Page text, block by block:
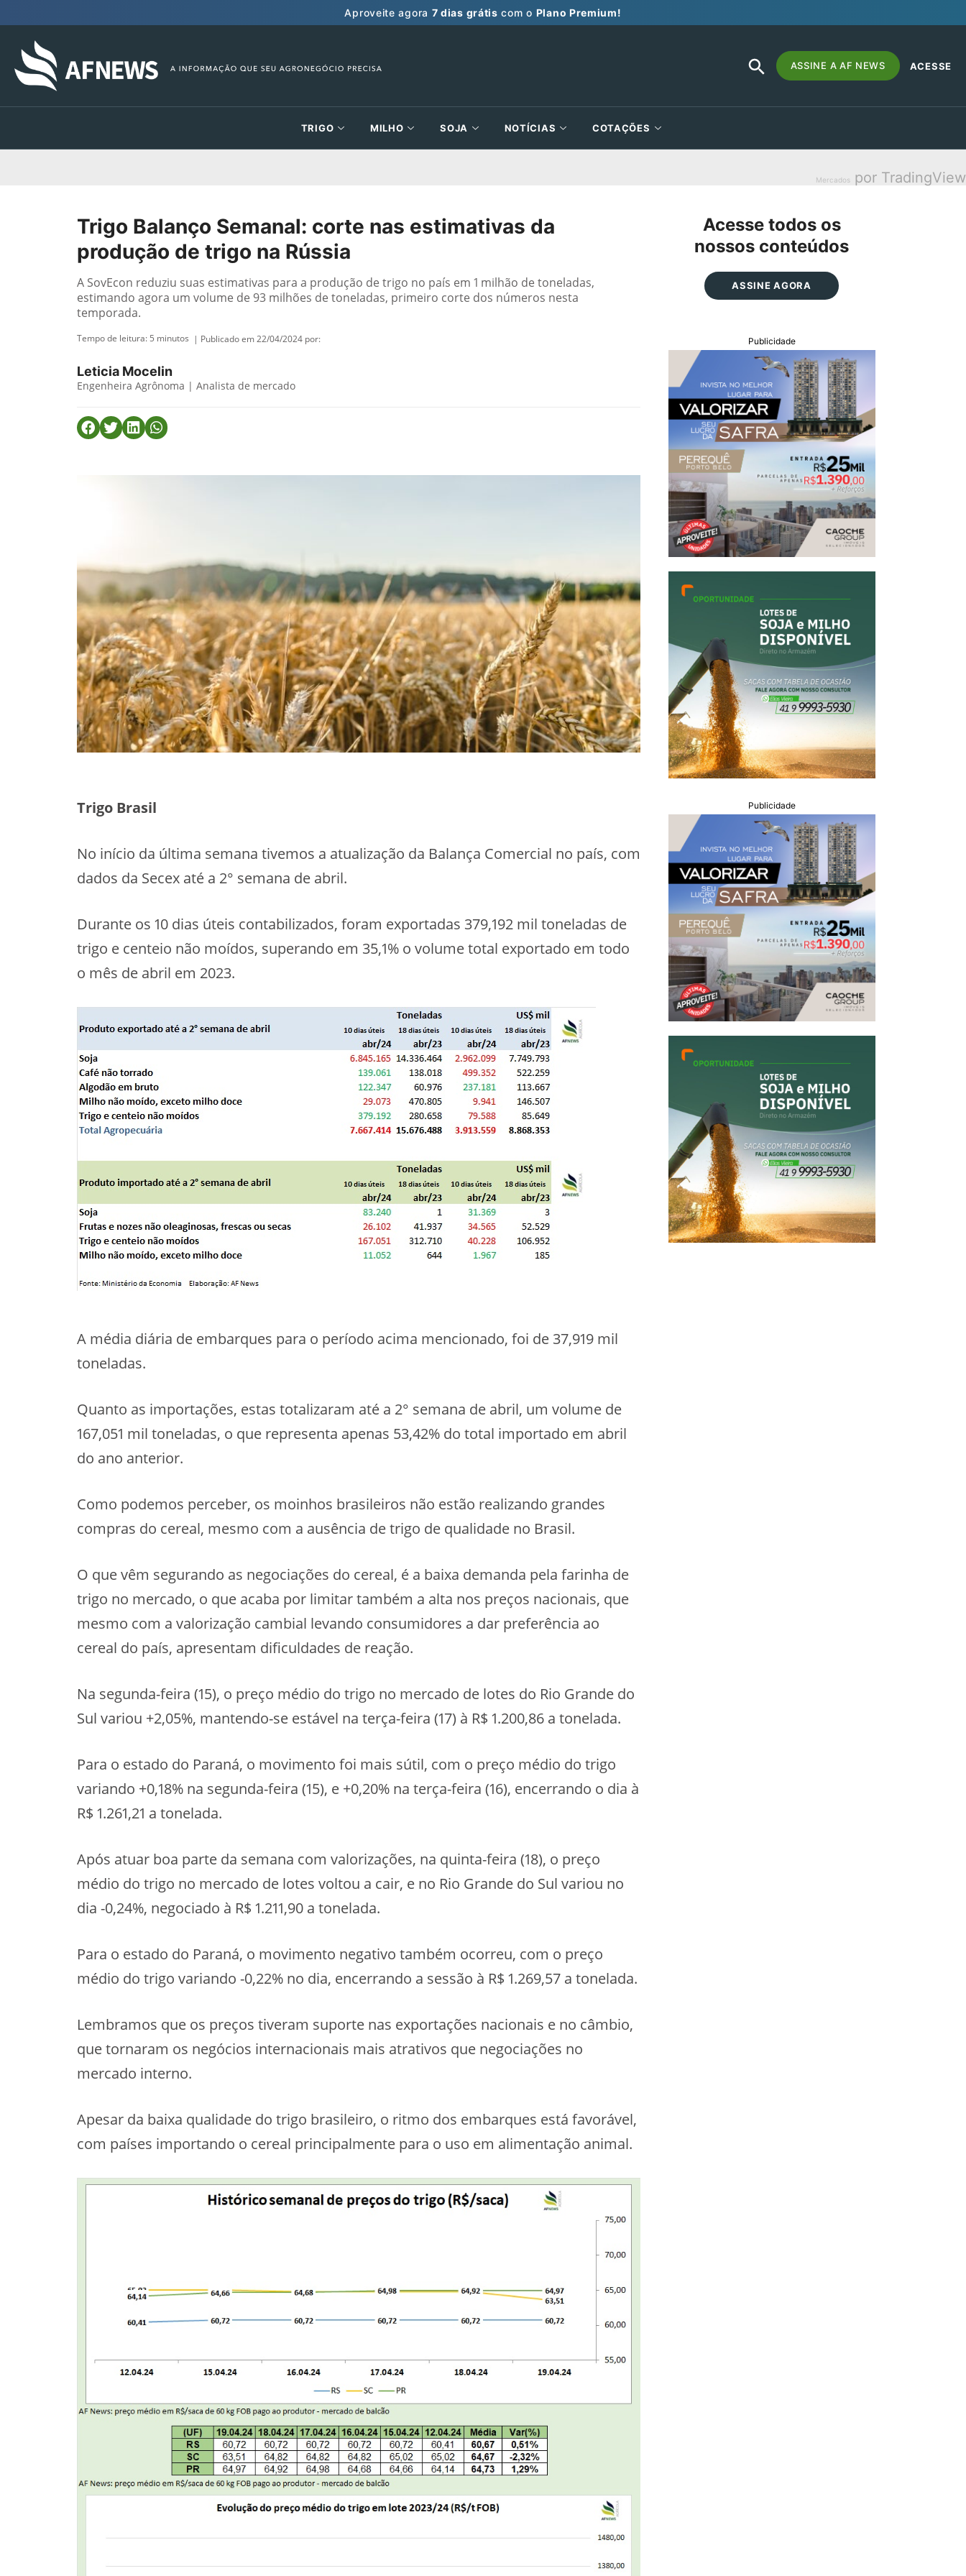
Aproveite agora 7 dias grátis com o Plano Premium!
Search
for:
SEARCH
BUTTON
ASSINE A AF NEWS ACESSE
TRIGO MILHO SOJA NOTÍCIAS COTAÇÕES
Mercados por TradingView
Trigo Balanço Semanal: corte nas estimativas da
produção de trigo na Rússia
A SovEcon reduziu suas estimativas para a produção de trigo no país em 1 milhão de toneladas,
estimando agora um volume de 93 milhões de toneladas, primeiro corte dos números nesta
temporada.
Tempo de leitura: 5 minutos | Publicado em 22/04/2024 por:
Leticia Mocelin
Engenheira Agrônoma | Analista de mercado
Trigo Brasil
No início da última semana tivemos a atualização da Balança Comercial no país, com
dados da Secex até a 2° semana de abril.
Durante os 10 dias úteis contabilizados, foram exportadas 379,192 mil toneladas de
trigo e centeio não moídos, superando em 35,1% o volume total exportado em todo
o mês de abril em 2023.
A média diária de embarques para o período acima mencionado, foi de 37,919 mil
toneladas.
Quanto as importações, estas totalizaram até a 2° semana de abril, um volume de
167,051 mil toneladas, o que representa apenas 53,42% do total importado em abril
do ano anterior.
Como podemos perceber, os moinhos brasileiros não estão realizando grandes
compras do cereal, mesmo com a ausência de trigo de qualidade no Brasil.
O que vêm segurando as negociações do cereal, é a baixa demanda pela farinha de
trigo no mercado, o que acaba por limitar também a alta nos preços nacionais, que
mesmo com a valorização cambial levando consumidores a dar preferência ao
cereal do país, apresentam dificuldades de reação.
Na segunda-feira (15), o preço médio do trigo no mercado de lotes do Rio Grande do
Sul variou +2,05%, mantendo-se estável na terça-feira (17) à R$ 1.200,86 a tonelada.
Para o estado do Paraná, o movimento foi mais sútil, com o preço médio do trigo
variando +0,18% na segunda-feira (15), e +0,20% na terça-feira (16), encerrando o dia à
R$ 1.261,21 a tonelada.
Após atuar boa parte da semana com valorizações, na quinta-feira (18), o preço
médio do trigo no mercado de lotes voltou a cair, e no Rio Grande do Sul variou no
dia -0,24%, negociado à R$ 1.211,90 a tonelada.
Para o estado do Paraná, o movimento negativo também ocorreu, com o preço
médio do trigo variando -0,22% no dia, encerrando a sessão à R$ 1.269,57 a tonelada.
Lembramos que os preços tiveram suporte nas exportações nacionais e no câmbio,
que tornaram os negócios internacionais mais atrativos que negociações no
mercado interno.
Apesar da baixa qualidade do trigo brasileiro, o ritmo dos embarques está favorável,
com países importando o cereal principalmente para o uso em alimentação animal.
Acesse todos os
nossos conteúdos
ASSINE AGORA
Publicidade
Publicidade